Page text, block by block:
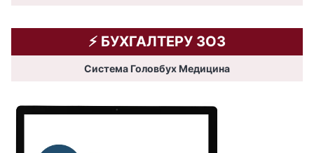
⚡️ БУХГАЛТЕРУ ЗОЗ
Система Головбух Медицина